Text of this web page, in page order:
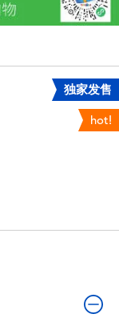
独家发售
hot!